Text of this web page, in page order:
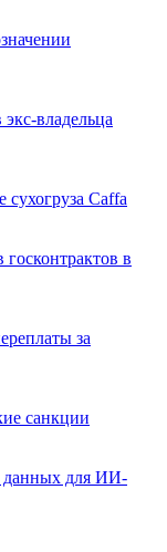
владельца
Caffa
в
за
санкции
данных для ИИ-